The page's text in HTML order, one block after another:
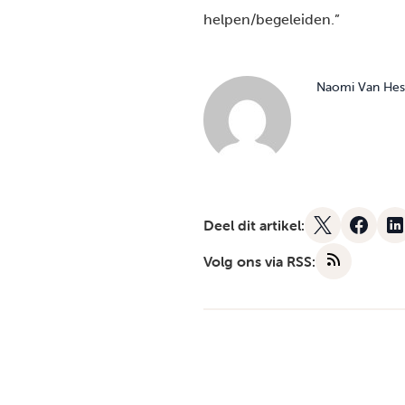
helpen/begeleiden.”
Naomi Van
Deel dit artikel:
Volg ons via RSS: